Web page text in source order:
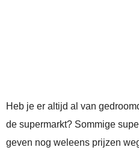
Heb je er altijd al van
de supermarkt? Sommige
geven nog weleens prijzen